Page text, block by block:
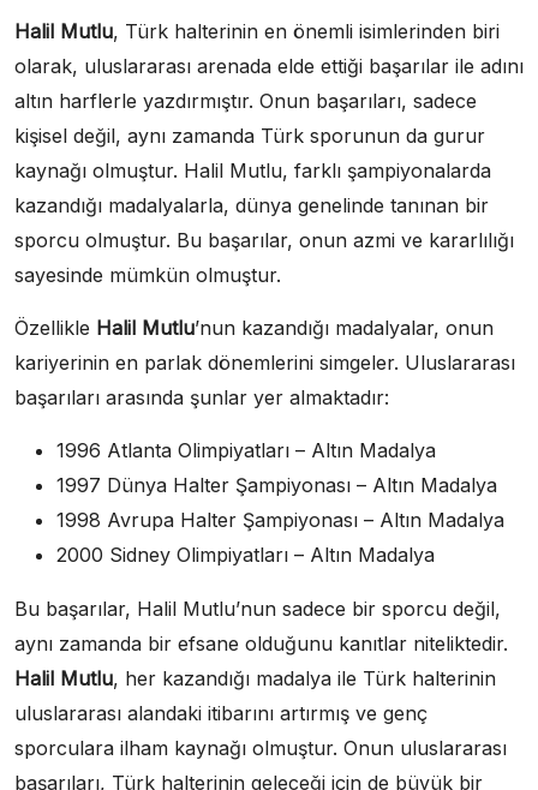
Halil Mutlu, Türk halterinin en önemli isimlerinden biri
olarak, uluslararası arenada elde ettiği başarılar ile adını
altın harflerle yazdırmıştır. Onun başarıları, sadece
kişisel değil, aynı zamanda Türk sporunun da gurur
kaynağı olmuştur. Halil Mutlu, farklı şampiyonalarda
kazandığı madalyalarla, dünya genelinde tanınan bir
sporcu olmuştur. Bu başarılar, onun azmi ve kararlılığı
sayesinde mümkün olmuştur.
Özellikle Halil Mutlu’nun kazandığı madalyalar, onun
kariyerinin en parlak dönemlerini simgeler. Uluslararası
başarıları arasında şunlar yer almaktadır:
1996 Atlanta Olimpiyatları – Altın Madalya
1997 Dünya Halter Şampiyonası – Altın Madalya
1998 Avrupa Halter Şampiyonası – Altın Madalya
2000 Sidney Olimpiyatları – Altın Madalya
Bu başarılar, Halil Mutlu’nun sadece bir sporcu değil,
aynı zamanda bir efsane olduğunu kanıtlar niteliktedir.
Halil Mutlu, her kazandığı madalya ile Türk halterinin
uluslararası alandaki itibarını artırmış ve genç
sporculara ilham kaynağı olmuştur. Onun uluslararası
başarıları, Türk halterinin geleceği için de büyük bir